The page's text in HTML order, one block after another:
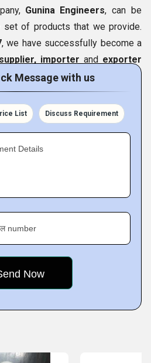
Gunina Engineers, can be
of products that we provide.
, we have successfully become a
supplier, importer and exporter
which includes PSA nitrogen
cracker unit, desiccant
co2 purification unit and their
molecular sieve, nickel
in our product range is because
a
service provider
Plant, Servicing of Carbon
Message with us
List Discuss Requirement
Details
number